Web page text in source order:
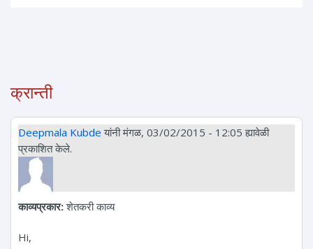
क्रान्ती
Deepmala Kubde यांनी मंगळ, 03/02/2015 - 12:05 ह्यावेळी
प्रकाशित केले.
काव्यप्रकार:शेतकरी काव्य
Hi,